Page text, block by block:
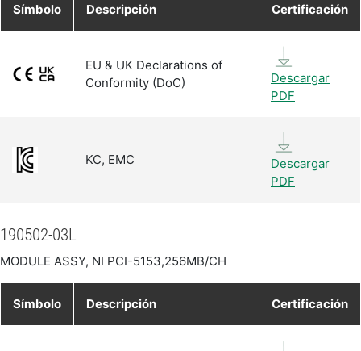
Símbolo Descripción Certificación
EU & UK Declarations of
Conformity (DoC)
Descargar
PDF
KC, EMC
Descargar
PDF
190502-03L
MODULE ASSY, NI PCI-5153,256MB/CH
Símbolo Descripción Certificación